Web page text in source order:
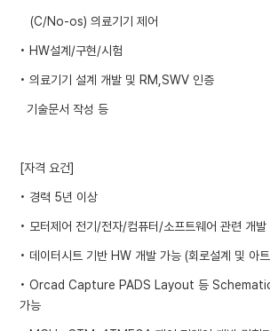
(C/No-os) 의료기기 제어
• HW설계/구현/시험
• 의료기기 설계 개발 및 RM,SWV 인증
기술문서 작성 등
[자격 요건]
• 경력 5년 이상
• 모터제어 전기/전자/컴퓨터/소프트웨어 관련 개발
• 데이터시트 기반 HW 개발 가능 (회로설계 및 아
• Orcad Capture PADS Layout 등 Schematic
가능